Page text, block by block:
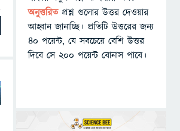
অনুত্তরিত প্রশ্ন গুলোর উত্তর দেওয়ার
আহ্বান জানাচ্ছি। প্রতিটি উত্তরের জন্য
৪০ পয়েন্ট, যে সবচেয়ে বেশি উত্তর
দিবে সে ২০০ পয়েন্ট বোনাস পাবে।